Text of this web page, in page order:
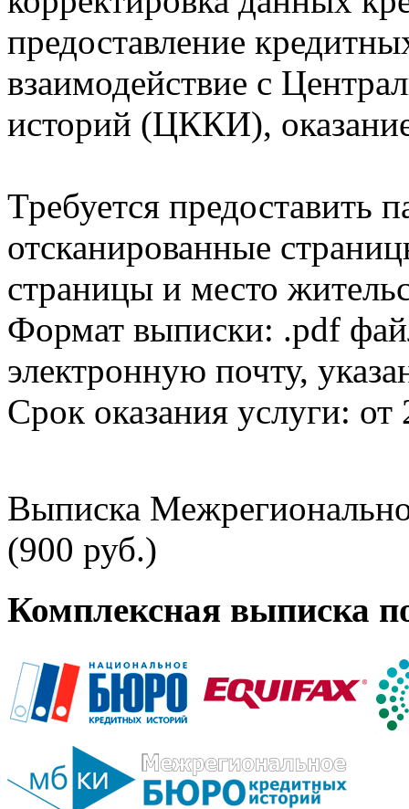
предоставление
взаимодействие с
историй (ЦККИ),
Требуется предоставить
отсканированные
страницы и место
Формат выписки: .pdf
электронную почту,
Срок оказания услуги: от
Выписка
(900 руб.)
Комплексная выписка